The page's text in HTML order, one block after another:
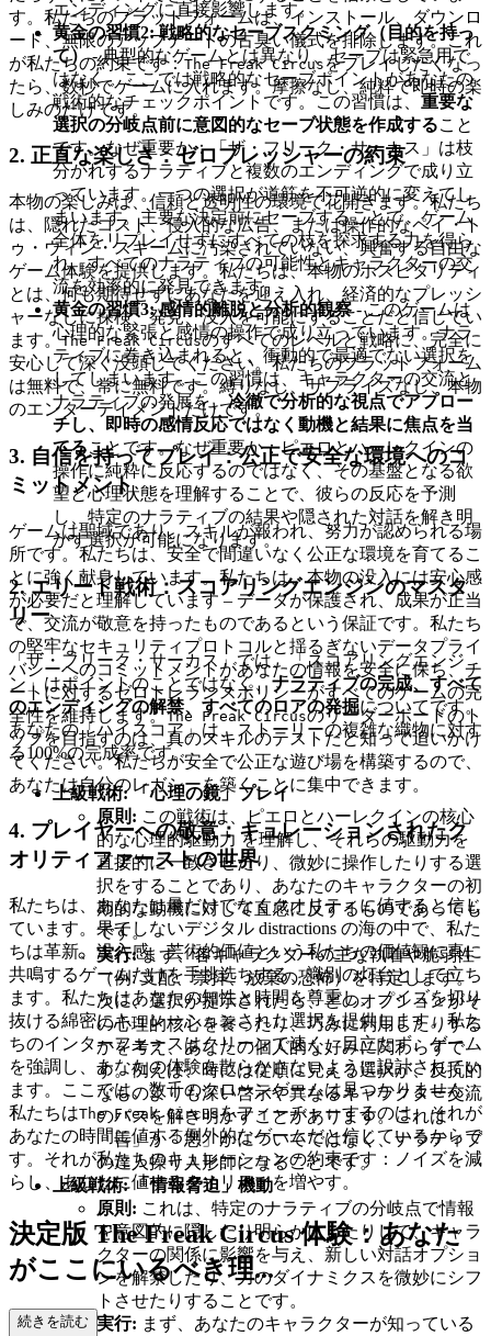
エンディングに直接影響します。
黄金の習慣2: 戦略的なセーブスクミング（目的を持っ
て）- 典型的なゲームとは異なり、セーブは緊急用で
はなく、ここでは戦略的なセーブポイントがあなたの
戦術的なチェックポイントです。この習慣は、 重要な
選択の分岐点前に意図的なセーブ状態を作成すること
です。なぜ重要か：「ザ・フリーク・サーカス」は枝
分かれするナラティブと複数のエンディングで成り立
っています。一つの選択が道筋を不可逆的に変えてし
まいます。主要な決定前にセーブすることで、ゲーム
全体をリプレイせずにすべての枝を探求する力を得ら
れ、すべてのナラティブの可能性とキャラクターの交
流を効率的に発見できます。
黄金の習慣3: 感情的離脱と分析的観察- このゲームは
心理的な緊張と感情の操作で成り立っています。ナラ
ティブに巻き込まれると、衝動的で最適でない選択を
してしまいます。この習慣は、キャラクターの交流と
ナラティブの発展を、冷徹で分析的な視点でアプロー
チし、即時の感情反応ではなく動機と結果に焦点を当
てることです。なぜ重要か：ピエロとハーレクインの
操作に純粋に反応するのではなく、その基盤となる欲
望と心理状態を理解することで、彼らの反応を予測
し、特定のナラティブの結果や隠された対話を解き明
かす選択が可能になります。
2. エリート戦術：スコアリングエンジンのマスタ
リー
「ザ・フリーク・サーカス」では、「スコアリングエンジ
ン」はポイントのことではなく、ナラティブの完成、すべて
のエンディングの解禁、すべてのロアの発掘についてです。
あなたの「ハイスコア」は、ストーリーの複雑な織物に対す
る100%の完成率です。
上級戦術: 「心理の鏡」プレイ
原則: この戦術は、ピエロとハーレクインの核心
的な心理的駆動力 を理解し、それらの駆動力を
直接的に一致させたり、微妙に操作したりする選
択をすることであり、あなたのキャラクターの初
期的な動機に対して直感に反するものであっても
です。
実行:まず、各キャラクターの主な執着や脆弱性
（例: 支配、崇拝、放棄の恐怖）を特定します。
次に、選択が提示されたら、どのオプションがそ
の心理的核心を養ったり、巧みに利用したりする
かを考え、あなたの個人的な好みに関わらずで
す。例えば、時には従順に見える選択が、反抗的
なものよりも深い啓示や異なるキャラクター交流
のパスを解き明かすことがあります。これは
「善」か「悪」かについてではなく、ナラティブ
の達人操り人形師になることです。
上級戦術: 「情報脅迫」機動
原則: これは、特定のナラティブの分岐点で情報
を意図的に隠したり明らかにしたりして、キャラ
クターの関係に影響を与え、新しい対話オプショ
ンを解禁したり、力のダイナミクスを微妙にシフ
トさせたりすることです。
実行: まず、あなたのキャラクターが知っている
す。私たちのプラットフォームは、インストール、ダウンロ
ード、無限のアップデートの古臭い儀式を排除します。これ
が私たちの約束です：The Freak Circus をプレイしたくなっ
たら、数秒でゲームに入れます。摩擦なし、純粋で即時の楽
しみのだけです。
2. 正直な楽しさ：ゼロプレッシャーの約束
本物の楽しみは、信頼と透明性の環境で花開きます。私たち
は、隠れたコスト、侵入的な広告、または操作的なペイ・ト
ゥ・ウィン・スキームに汚染されていない、興奮する自由な
ゲーム体験を提供します。私たちは、本物のホスピタリティ
とは、何も期待せずにあなたを迎え入れ、経済的なプレッシ
ャーなしに探検、発見、没入を可能にすることだと信じてい
ます。The Freak Circusのすべてのレベルと戦略に、完全に
安心して深く没頭してください。私たちのプラットフォーム
は無料で、常に無料です。縛りなし、サプライズなし、本物
のエンターテイメントだけです。
3. 自信を持ってプレイ：公正で安全な環境へのコ
ミットメント
ゲームは聖域であり、スキルが報われ、努力が認められる場
所です。私たちは、安全で間違いなく公正な環境を育てるこ
とに強く献身しています。私たちは、本物の没入には安心感
が必要だと理解しています – データが保護され、成果が正当
で、交流が敬意を持ったものであるという保証です。私たち
の堅牢なセキュリティプロトコルと揺るぎないデータプライ
バシーへのコミットメントがあなたの情報を安全に保ち、チ
ートに対するゼロトレランスポリシーがすべてのゲームの完
全性を維持します。The Freak Circusのリーダーボードのト
ップを目指すのは、真のスキルのテストだと知って追いかけ
てください。私たちが安全で公正な遊び場を構築するので、
あなたは自分のレガシーを築くことに集中できます。
4. プレイヤーへの敬意：キュレーションされたク
オリティファーストの世界
私たちは、あなたは量だけでなくクオリティに値すると信じ
ています。果てしないデジタル distractions の海の中で、私た
ちは革新、没入感、芸術的価値という私たちの価値観に真に
共鳴するゲームだけを手挑选ちする、識別の灯台として立ち
ます。私たちはあなたの知性と時間を尊重し、ノイズを切り
抜ける綿密にキュレーションされた選択を提供します。私た
ちのインターフェースはクリーンで速く、目立たず、ゲーム
を強調し、あなたの体験を散らかさないように設計されてい
ます。ここでは、数千のクローンゲームは見つかりません。
私たちはThe Freak Circusをフィーチャーするのは、それが
あなたの時間に値する例外的なゲームだと信じているからで
す。それが私たちのキュレーションの約束です：ノイズを減
らし、あなたに値するクオリティを増やす。
決定版 The Freak Circus 体験：あなた
がここにいるべき理...
由
続きを読む